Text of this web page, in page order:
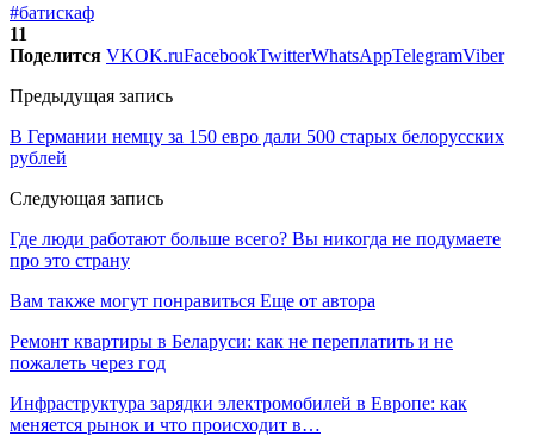
#батискаф
11
Поделится VKOK.ruFacebookTwitterWhatsAppTelegramViber
Предыдущая запись
В Германии немцу за 150 евро дали 500 старых белорусских
рублей
Следующая запись
Где люди работают больше всего? Вы никогда не подумаете
про это страну
Вам также могут понравиться Еще от автора
Ремонт квартиры в Беларуси: как не переплатить и не
пожалеть через год
Инфраструктура зарядки электромобилей в Европе: как
меняется рынок и что происходит в…